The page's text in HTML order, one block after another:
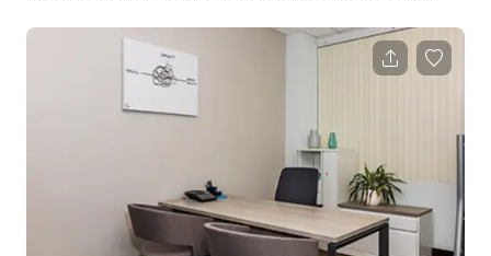
une grande variété de productions créatives. Cette maison
offre le décor parfait pour des publicités, des séances
lifestyle, de la photographie de mode, des clips musicaux et
des productions de contenu. Caractéristiques clés Intérieur